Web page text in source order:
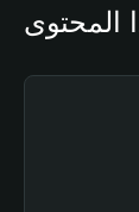
المحتوى